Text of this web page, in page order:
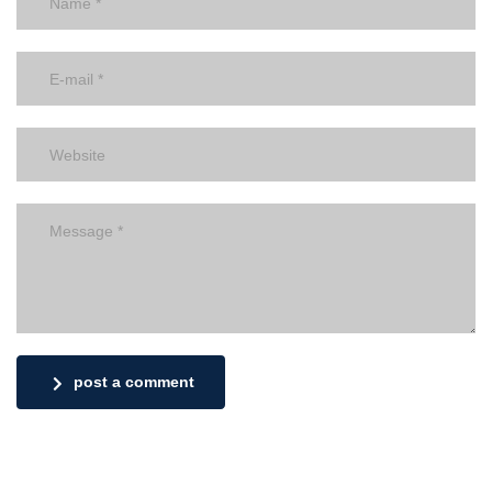
post a comment